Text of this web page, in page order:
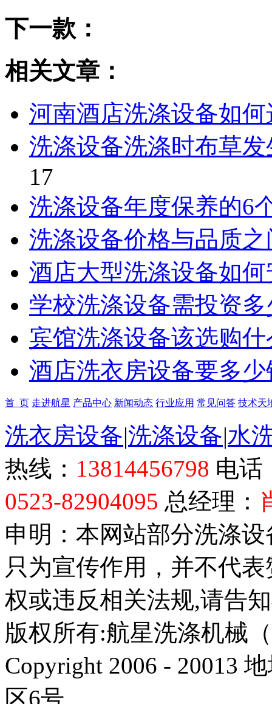
下一款：
相关文章：
河南酒店洗涤设备如何
洗涤设备洗涤时布草
17
洗涤设备年度保养的6
洗涤设备价格与品质
酒店大型洗涤设备如
学校洗涤设备需投资多
宾馆洗涤设备该选购什
酒店洗衣房设备要多少
首 页 走进航星 产品中心 新闻动态 行业应用 常见问答 技术天
洗衣房设备|洗涤设备|水
热线： 13814456798 电话
0523-82904095 总经理：
申明：本网站部分洗涤
只为宣传作用，并不代
权或违反相关法规,请告
版权所有:航星洗涤机械
Copyright 2006 - 20013
区6号